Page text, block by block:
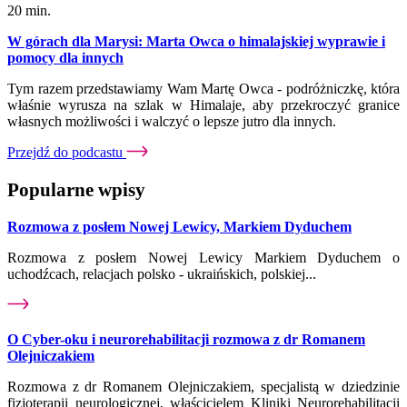
20 min.
W górach dla Marysi: Marta Owca o himalajskiej wyprawie i
pomocy dla innych
Tym razem przedstawiamy Wam Martę Owca - podróżniczkę, która
właśnie wyrusza na szlak w Himalaje, aby przekroczyć granice
własnych możliwości i walczyć o lepsze jutro dla innych.
Przejdź do podcastu
Popularne wpisy
Rozmowa z posłem Nowej Lewicy, Markiem Dyduchem
Rozmowa z posłem Nowej Lewicy Markiem Dyduchem o
uchodźcach, relacjach polsko - ukraińskich, polskiej...
O Cyber-oku i neurorehabilitacji rozmowa z dr Romanem
Olejniczakiem
Rozmowa z dr Romanem Olejniczakiem, specjalistą w dziedzinie
fizjoterapii neurologicznej, właścicielem Kliniki Neurorehabilitacji